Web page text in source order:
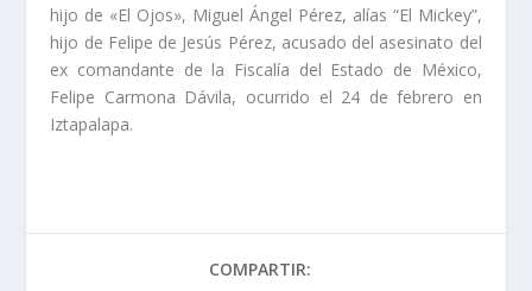
hijo de «El Ojos», Miguel Ángel Pérez, alías “El Mickey”,
hijo de Felipe de Jesús Pérez, acusado del asesinato del
ex comandante de la Fiscalía del Estado de México,
Felipe Carmona Dávila, ocurrido el 24 de febrero en
Iztapalapa.
COMPARTIR: